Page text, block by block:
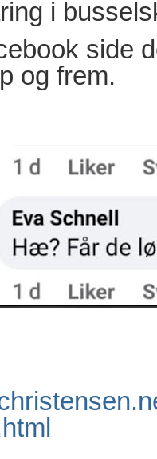
i
side
og frem.